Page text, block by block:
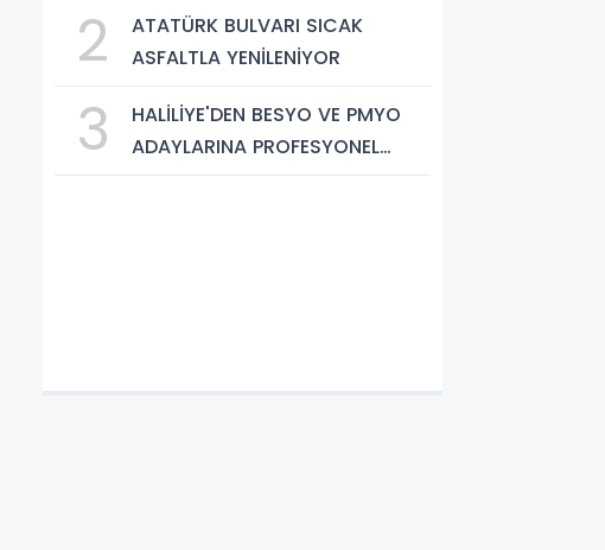
BAŞLADI
2
ATATÜRK BULVARI SICAK
ASFALTLA YENİLENİYOR
3
HALİLİYE'DEN BESYO VE PMYO
ADAYLARINA PROFESYONEL